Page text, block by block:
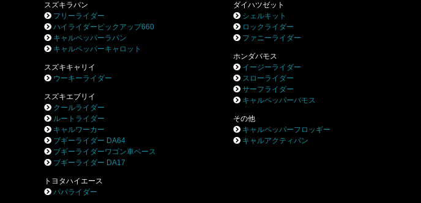
スズキラパン
フリーライダー
ハイライダーピックアップ660
キャルペッパーラパン
キャルペッパーキャロット
スズキキャリイ
ウーキーライダー
スズキエブリイ
クールライダー
ルートライダー
キャルワーカー
ブギーライダー DA64
ブギーライダーワゴン車ベース
ブギーライダー DA17
トヨタハイエース
パパライダー
ダイハツゼット
シェルキット
ロックライダー
ファニーライダー
ホンダバモス
イージーライダー
スローライダー
サーフライダー
キャルペッパーバモス
その他
キャルペッパーフロッギー
キャルアクティバン